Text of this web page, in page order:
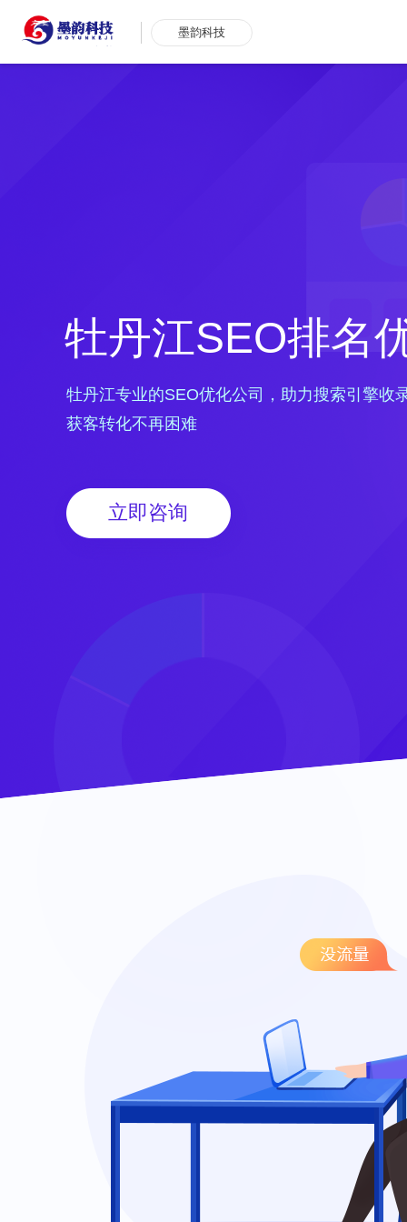
墨韵科技
牡丹江SEO排名
牡丹江专业的SEO优化公司，助力搜索引擎收
获客转化不再困难
立即咨询